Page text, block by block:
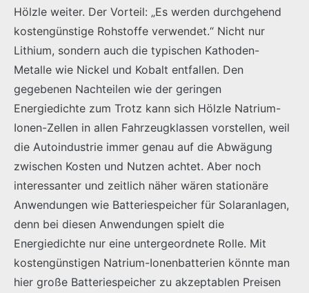
Hölzle weiter. Der Vorteil: „Es werden durchgehend
kostengünstige Rohstoffe verwendet.“ Nicht nur
Lithium, sondern auch die typischen Kathoden-
Metalle wie Nickel und Kobalt entfallen. Den
gegebenen Nachteilen wie der geringen
Energiedichte zum Trotz kann sich Hölzle Natrium-
Ionen-Zellen in allen Fahrzeugklassen vorstellen, weil
die Autoindustrie immer genau auf die Abwägung
zwischen Kosten und Nutzen achtet. Aber noch
interessanter und zeitlich näher wären stationäre
Anwendungen wie Batteriespeicher für Solaranlagen,
denn bei diesen Anwendungen spielt die
Energiedichte nur eine untergeordnete Rolle. Mit
kostengünstigen Natrium-Ionenbatterien könnte man
hier große Batteriespeicher zu akzeptablen Preisen